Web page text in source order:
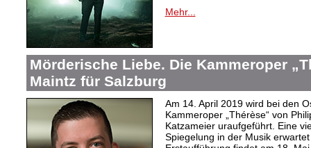
Mehr...
Mörderische Liebe. Die Kammeroper
Maintz für Salzburg
Am 14. April 2019 wird bei den
Kammeroper „Thérèse“ von
Katzameier uraufgeführt. Eine
Spiegelung in der Musik